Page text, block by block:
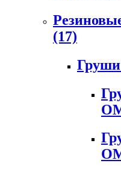
(17)